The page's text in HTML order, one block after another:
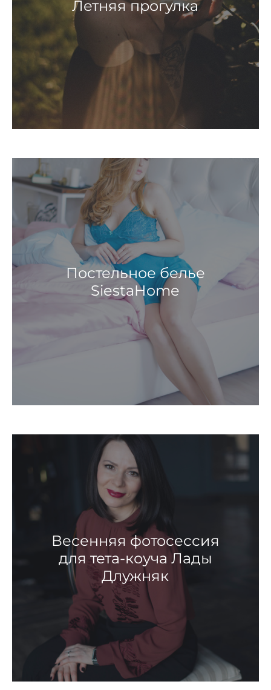
Летняя прогулка
Постельное белье
SiestaHome
Весенняя фотосессия
для тета-коуча Лады
Длужняк